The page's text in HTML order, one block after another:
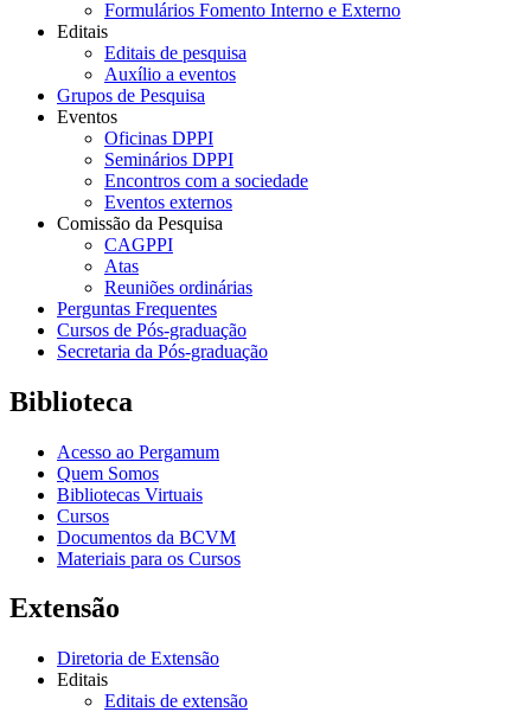
Formulários Fomento Interno e Externo
Editais
Editais de pesquisa
Auxílio a eventos
Grupos de Pesquisa
Eventos
Oficinas DPPI
Seminários DPPI
Encontros com a sociedade
Eventos externos
Comissão da Pesquisa
CAGPPI
Atas
Reuniões ordinárias
Perguntas Frequentes
Cursos de Pós-graduação
Secretaria da Pós-graduação
Biblioteca
Acesso ao Pergamum
Quem Somos
Bibliotecas Virtuais
Cursos
Documentos da BCVM
Materiais para os Cursos
Extensão
Diretoria de Extensão
Editais
Editais de extensão